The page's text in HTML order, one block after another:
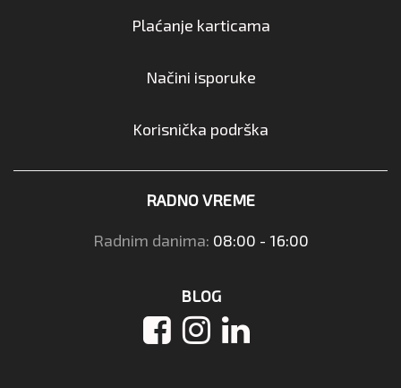
Plaćanje karticama
Načini isporuke
Korisnička podrška
RADNO VREME
Radnim danima: 08:00 - 16:00
BLOG